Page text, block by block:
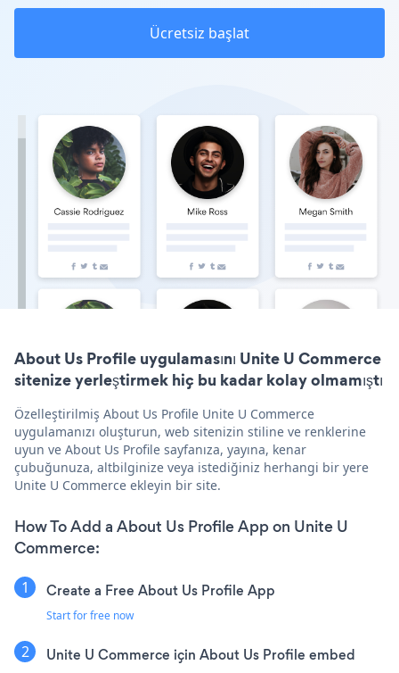
Ücretsiz başlat
About Us Profile uygulamasını Unite U Commerce
sitenize yerleştirmek hiç bu kadar kolay olmamıştı
Özelleştirilmiş About Us Profile Unite U Commerce
uygulamanızı oluşturun, web sitenizin stiline ve renklerine
uyun ve About Us Profile sayfanıza, yayına, kenar
çubuğunuza, altbilginize veya istediğiniz herhangi bir yere
Unite U Commerce ekleyin bir site.
How To Add a About Us Profile App on Unite U
Commerce:
Create a Free About Us Profile App
Start for free now
Unite U Commerce için About Us Profile embed